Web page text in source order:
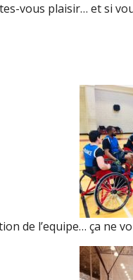
vous plaisir… et si
de l’equipe… ça ne